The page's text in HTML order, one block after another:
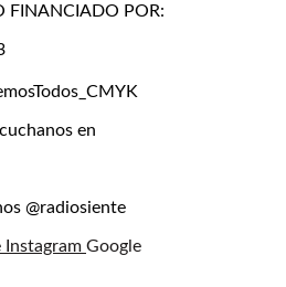
FINANCIADO POR:
en
@radiosiente
Instagram Google